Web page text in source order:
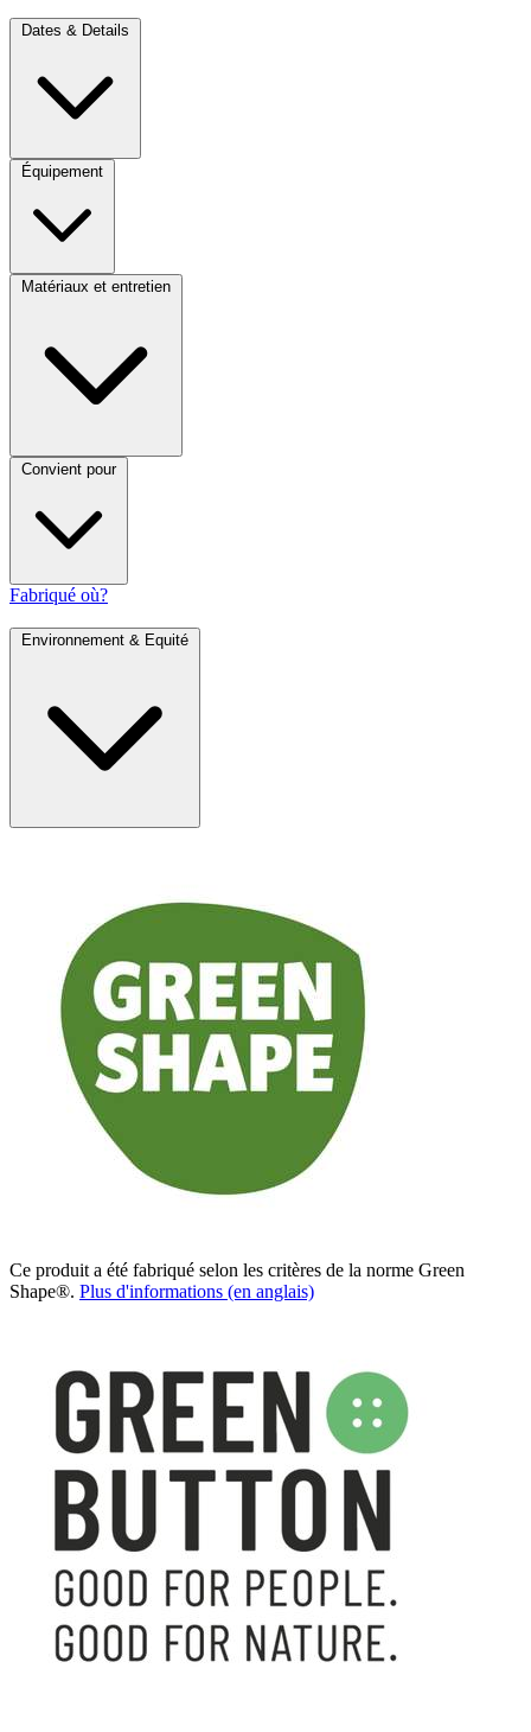
Dates & Details
Équipement
Matériaux et entretien
Convient pour
Fabriqué où?
Environnement & Equité
Ce produit a été fabriqué selon les critères de la norme Green
Shape®. Plus d'informations (en anglais)